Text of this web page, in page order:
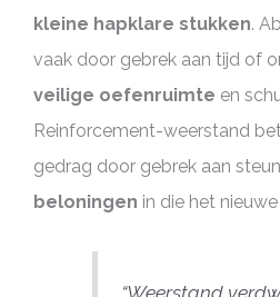
kleine hapklare stukken.
vaak door gebrek aan tijd of
veilige oefenruimte en
Reinforcement-weerstand
gedrag door gebrek aan
beloningen in die het
“Weerstand